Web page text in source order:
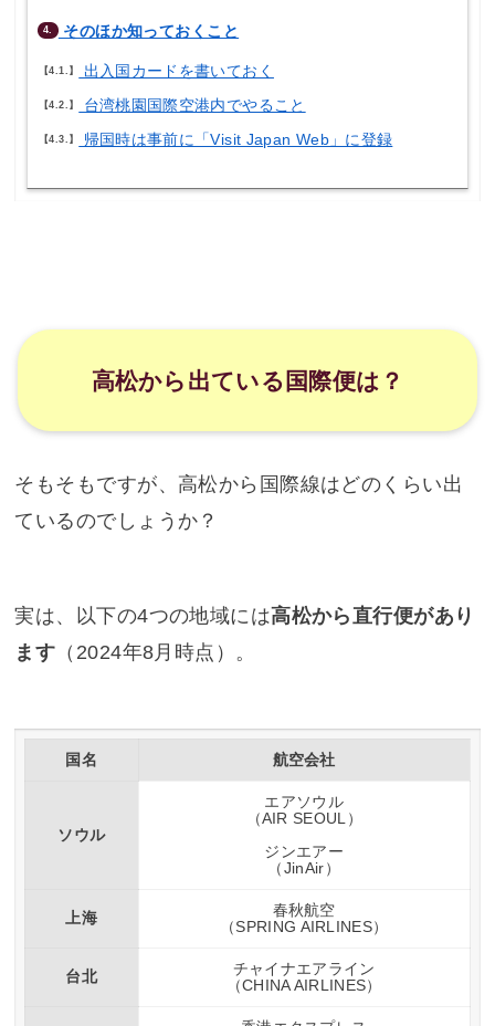
4. そのほか知っておくこと
4.1. 出入国カードを書いておく
4.2. 台湾桃園国際空港内でやること
4.3. 帰国時は事前に「Visit Japan Web」に登録
高松から出ている国際便は？
そもそもですが、高松から国際線はどのくらい出
ているのでしょうか？
実は、以下の4つの地域には高松から直行便があり
ます （2024年8月時点）。
国名 航空会社
ソウル
エアソウル
（AIR SEOUL）
ジンエアー
（JinAir）
上海
春秋航空
（SPRING AIRLINES）
台北
チャイナエアライン
（CHINA AIRLINES）